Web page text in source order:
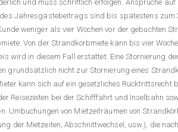
und muss schriftlich erfolgen. Ansprüche
Jahresgästebeitrags sind bis spätestens zum
weniger als vier Wochen vor der gebuchten
Von der Strandkorbmiete kann bis vier
wird in diesem Fall erstattet. Eine Stornierung
grundsätzlich nicht zur Stornierung eines
kann sich auf ein gesetzliches Rücktrittsrecht
Reisezeiten bei der Schifffahrt und Inselbahn
Umbuchungen von Mietzeiträumen von
der Mietzeiten, Abschnittwechsel, usw.), die